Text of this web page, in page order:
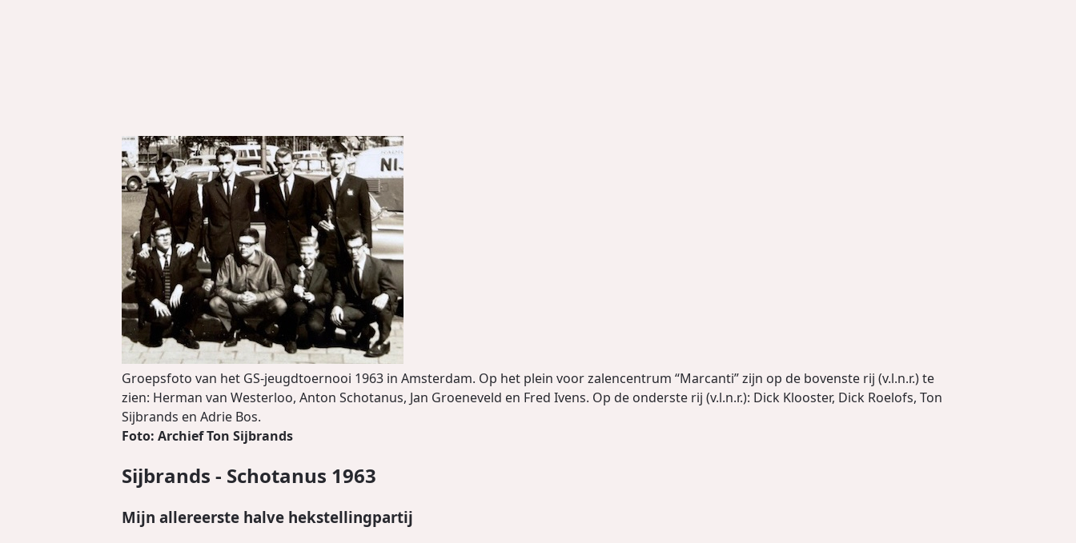
Groepsfoto van het GS-jeugdtoernooi 1963 in Amsterdam. Op het plein voor zalencentrum “Marcanti” zijn op de bovenste rij (v.l.n.r.) te
zien: Herman van Westerloo, Anton Schotanus, Jan Groeneveld en Fred Ivens. Op de onderste rij (v.l.n.r.): Dick Klooster, Dick Roelofs, Ton
Sijbrands en Adrie Bos.
Foto: Archief Ton Sijbrands
Sijbrands - Schotanus 1963
Mijn allereerste halve hekstellingpartij